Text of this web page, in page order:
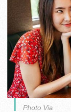
Photo Via